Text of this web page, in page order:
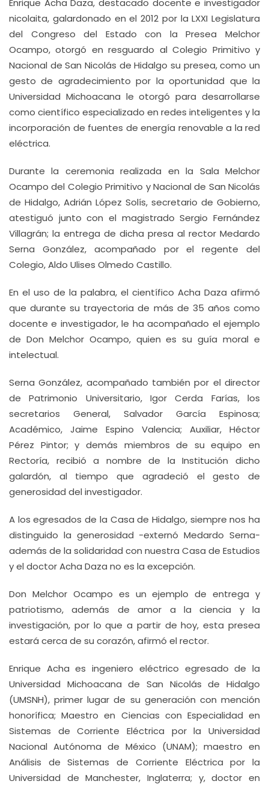
Enrique Acha Daza, destacado docente e investigador
nicolaita, galardonado en el 2012 por la LXXI Legislatura
del Congreso del Estado con la Presea Melchor
Ocampo, otorgó en resguardo al Colegio Primitivo y
Nacional de San Nicolás de Hidalgo su presea, como un
gesto de agradecimiento por la oportunidad que la
Universidad Michoacana le otorgó para desarrollarse
como científico especializado en redes inteligentes y la
incorporación de fuentes de energía renovable a la red
eléctrica.
Durante la ceremonia realizada en la Sala Melchor
Ocampo del Colegio Primitivo y Nacional de San Nicolás
de Hidalgo, Adrián López Solís, secretario de Gobierno,
atestiguó junto con el magistrado Sergio Fernández
Villagrán; la entrega de dicha presa al rector Medardo
Serna González, acompañado por el regente del
Colegio, Aldo Ulises Olmedo Castillo.
En el uso de la palabra, el científico Acha Daza afirmó
que durante su trayectoria de más de 35 años como
docente e investigador, le ha acompañado el ejemplo
de Don Melchor Ocampo, quien es su guía moral e
intelectual.
Serna González, acompañado también por el director
de Patrimonio Universitario, Igor Cerda Farías, los
secretarios General, Salvador García Espinosa;
Académico, Jaime Espino Valencia; Auxiliar, Héctor
Pérez Pintor; y demás miembros de su equipo en
Rectoría, recibió a nombre de la Institución dicho
galardón, al tiempo que agradeció el gesto de
generosidad del investigador.
A los egresados de la Casa de Hidalgo, siempre nos ha
distinguido la generosidad -externó Medardo Serna-
además de la solidaridad con nuestra Casa de Estudios
y el doctor Acha Daza no es la excepción.
Don Melchor Ocampo es un ejemplo de entrega y
patriotismo, además de amor a la ciencia y la
investigación, por lo que a partir de hoy, esta presea
estará cerca de su corazón, afirmó el rector.
Enrique Acha es ingeniero eléctrico egresado de la
Universidad Michoacana de San Nicolás de Hidalgo
(UMSNH), primer lugar de su generación con mención
honorífica; Maestro en Ciencias con Especialidad en
Sistemas de Corriente Eléctrica por la Universidad
Nacional Autónoma de México (UNAM); maestro en
Análisis de Sistemas de Corriente Eléctrica por la
Universidad de Manchester, Inglaterra; y, doctor en